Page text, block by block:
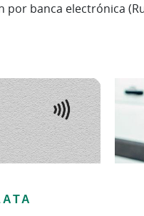
por banca electrónica